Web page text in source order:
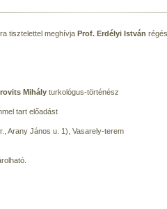
tisztelettel meghívja Prof. Erdélyi István
Mihály turkológus-történész
tart előadást
Arany János u. 1), Vasarely-terem